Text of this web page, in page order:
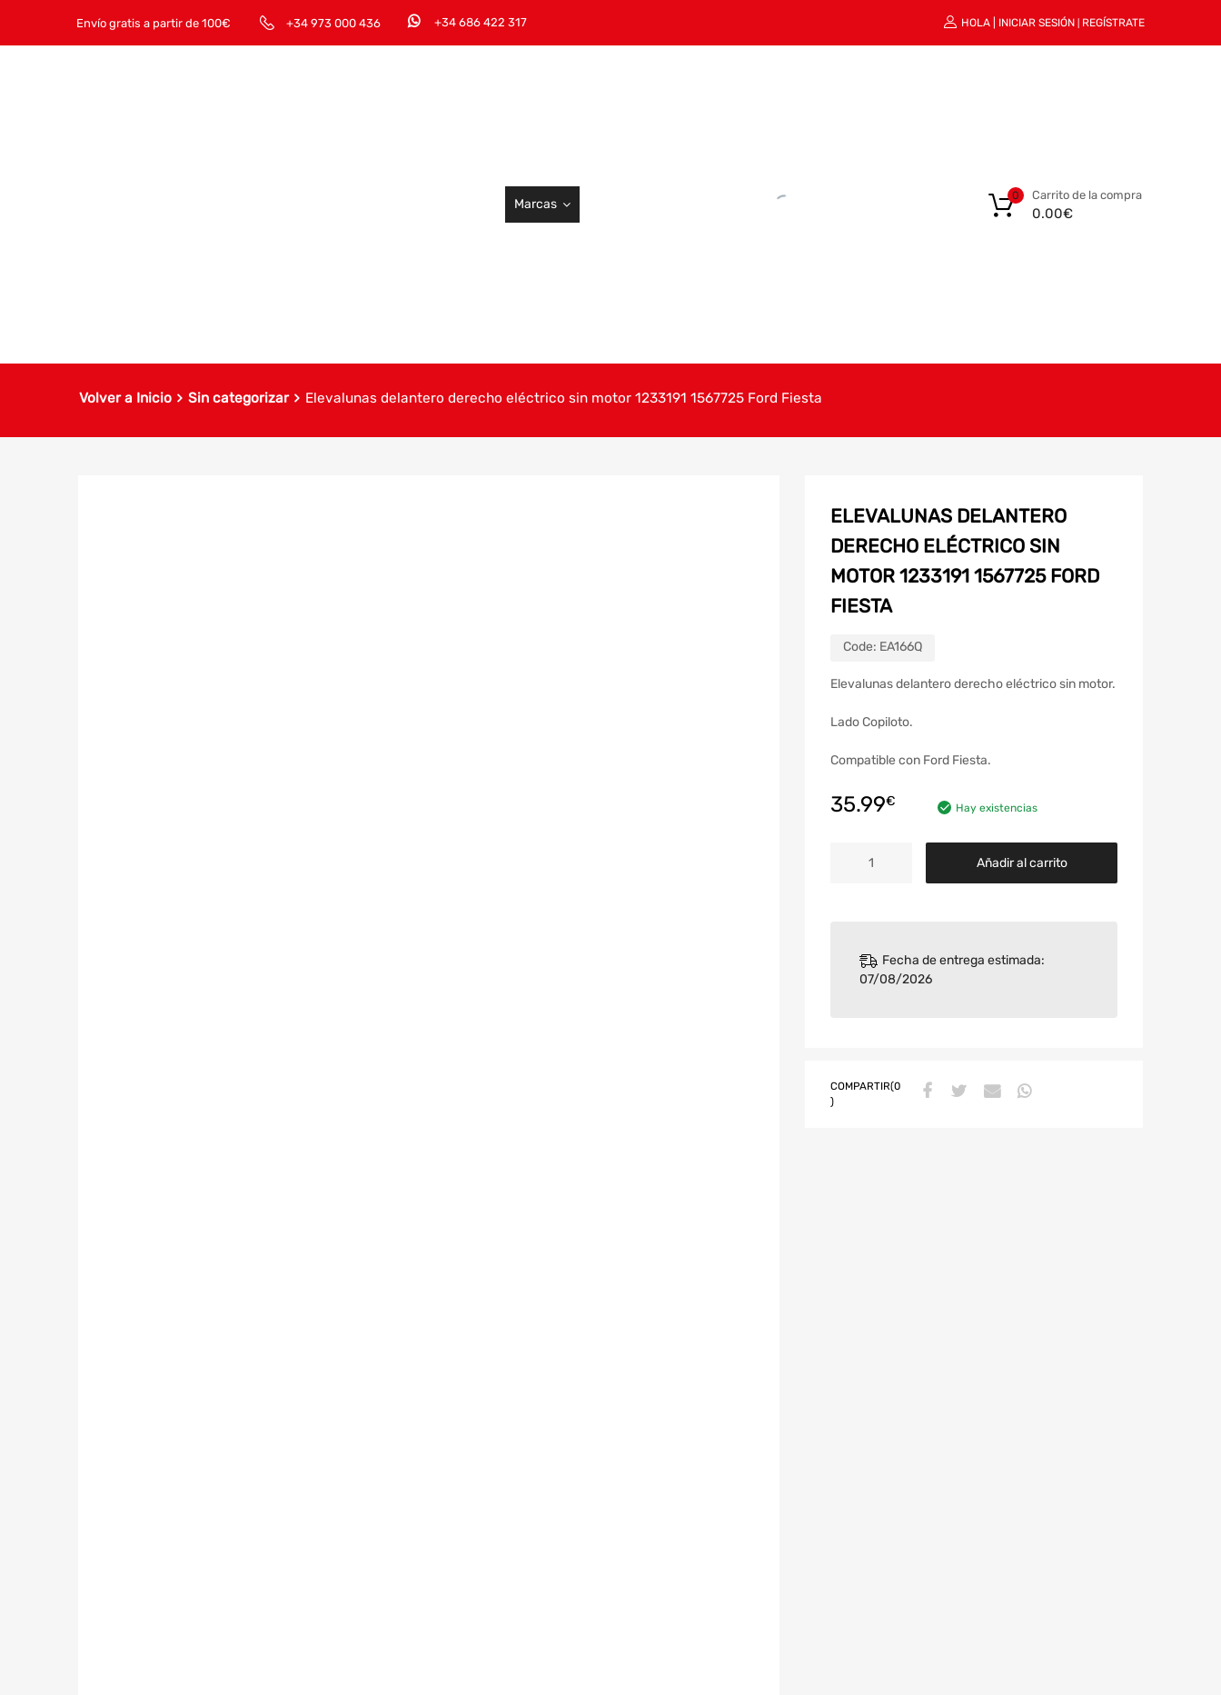
Envío gratis a partir de 100€ +34 973 000 436 +34 686 422 317 HOLA | INICIAR SESIÓN REGÍSTRATE
Marcas
Carrito de la compra
0.00€
0
Volver a Inicio Sin categorizar Elevalunas delantero derecho eléctrico sin motor 1233191 1567725 Ford Fiesta
ELEVALUNAS DELANTERO
DERECHO ELÉCTRICO SIN
MOTOR 1233191 1567725 FORD
FIESTA
Code: EA166Q
Elevalunas delantero derecho eléctrico sin motor.
Lado Copiloto.
Compatible con Ford Fiesta.
35.99€ Hay existencias
Añadir al carrito
Fecha de entrega estimada:
07/08/2026
COMPARTIR(0
)